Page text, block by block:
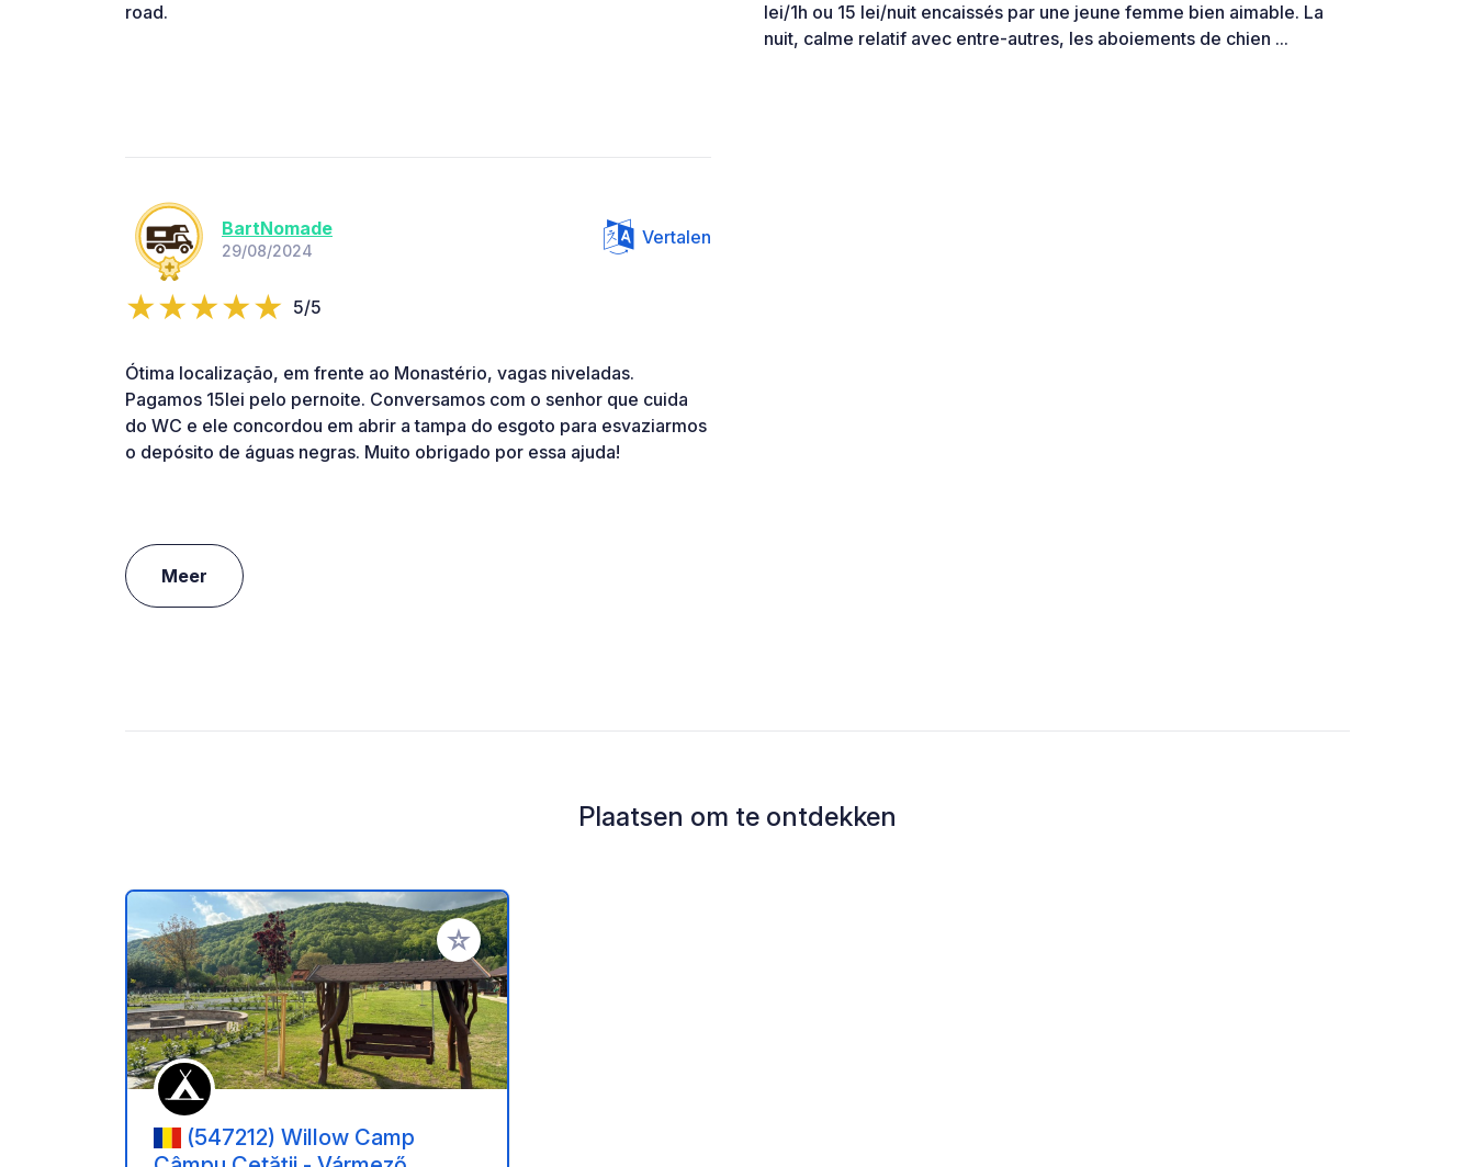
road.
lei/1h ou 15 lei/nuit encaissés par une jeune femme bien aimable. La
nuit, calme relatif avec entre-autres, les aboiements de chien ...
BartNomade
29/08/2024
Vertalen
5/5
Ótima localização, em frente ao Monastério, vagas niveladas.
Pagamos 15lei pelo pernoite. Conversamos com o senhor que cuida
do WC e ele concordou em abrir a tampa do esgoto para esvaziarmos
o depósito de águas negras. Muito obrigado por essa ajuda!
Meer
Plaatsen om te ontdekken
Voeg toe aan je favorieten
(547212) Willow Camp